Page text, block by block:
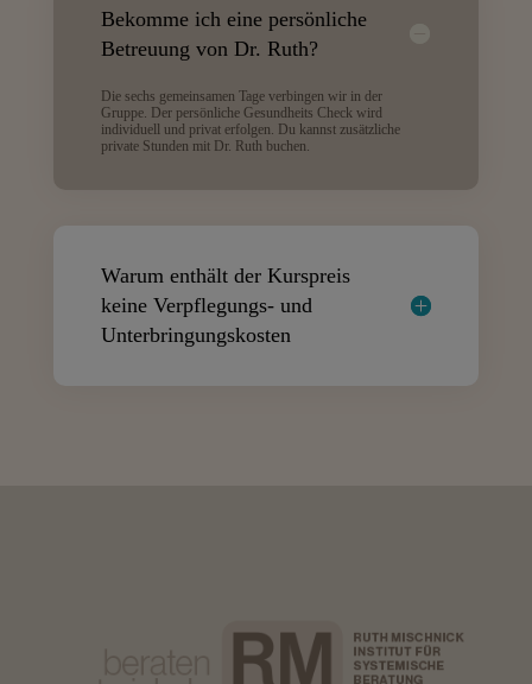
Bekomme ich eine persönliche
Betreuung von Dr. Ruth?
Die sechs gemeinsamen Tage verbingen wir in der
Gruppe. Der persönliche Gesundheits Check wird
individuell und privat erfolgen. Du kannst zusätzliche
private Stunden mit Dr. Ruth buchen.
Warum enthält der Kurspreis
keine Verpflegungs- und
Unterbringungskosten